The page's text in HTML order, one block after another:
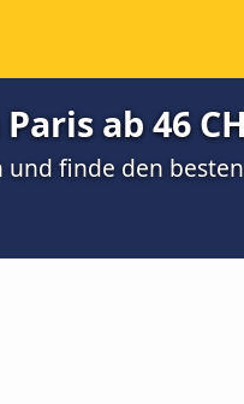
ab 46
finde den